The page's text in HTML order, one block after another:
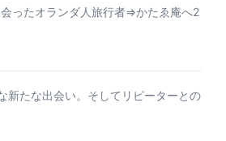
ったオランダ人旅行者⇒かたゑ庵へ2
新たな出会い。そしてリピーターとの